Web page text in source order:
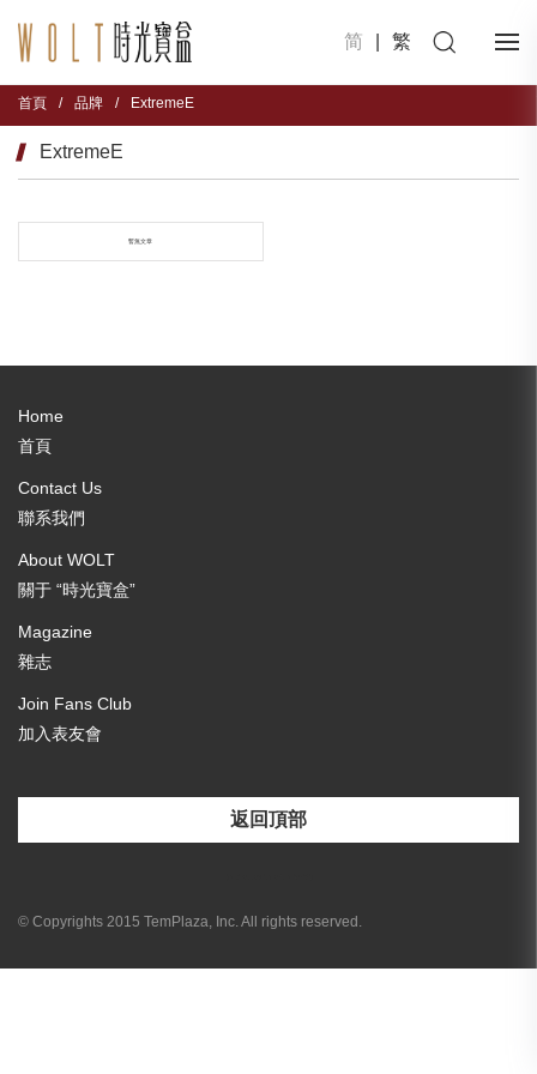
简 繁
首頁 / 品牌 / ExtremeE
ExtremeE
暫無文章
Home
首頁
Contact Us
聯系我們
About WOLT
關于 “時光寶盒”
Magazine
雜志
Join Fans Club
加入表友會
返回頂部
© Copyrights 2015 TemPlaza, Inc. All rights reserved.